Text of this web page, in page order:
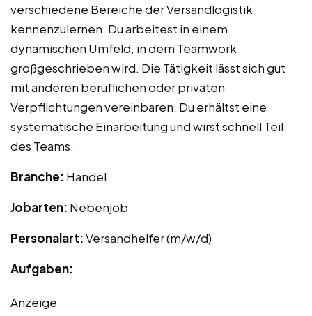
verschiedene Bereiche der Versandlogistik
kennenzulernen. Du arbeitest in einem
dynamischen Umfeld, in dem Teamwork
großgeschrieben wird. Die Tätigkeit lässt sich gut
mit anderen beruflichen oder privaten
Verpflichtungen vereinbaren. Du erhältst eine
systematische Einarbeitung und wirst schnell Teil
des Teams.
Branche: Handel
Jobarten: Nebenjob
Personalart:Versandhelfer (m/w/d)
Aufgaben:
Anzeige